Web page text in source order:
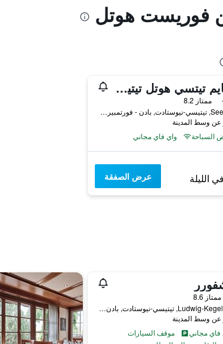
فوريست هوتل
ماري تايم تيتسي هوتل تيتيسي - نيوستادت
ممتاز 8.2
Seestrasse 16, تيتيسي-نيوستادت, بادن - فورتمبيرغ, ألمانيا
السباحة
واي فاي مجاني
الليلة عرض الصفقة
ممتاز 8.6
Ludwig-Kegel-Straße 25, تيتيسي-نيوستادت, بادن - فورتمبيرغ, ألمانيا
فاي مجاني
موقف السيارات